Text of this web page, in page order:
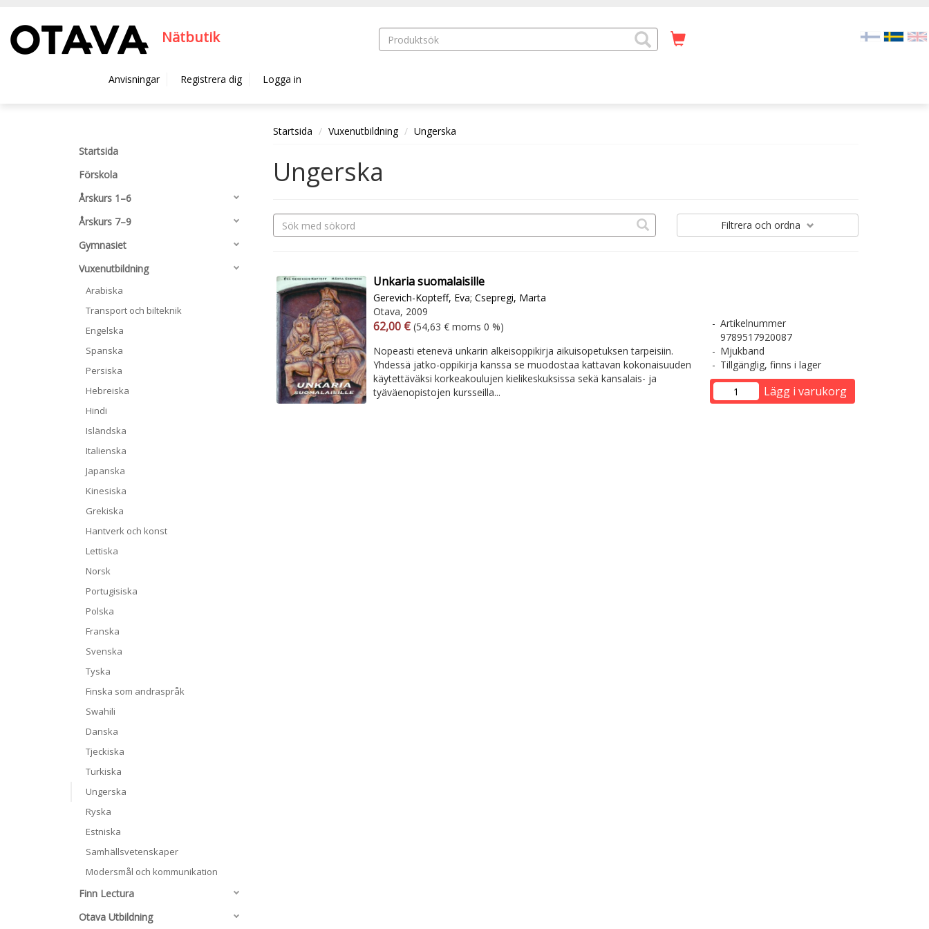
Nätbutik
Anvisningar Registrera dig Logga in
Startsida
Förskola
Årskurs 1–6
Årskurs 7–9
Gymnasiet
Vuxenutbildning
Arabiska
Transport och bilteknik
Engelska
Spanska
Persiska
Hebreiska
Hindi
Isländska
Italienska
Japanska
Kinesiska
Grekiska
Hantverk och konst
Lettiska
Norsk
Portugisiska
Polska
Franska
Svenska
Tyska
Finska som andraspråk
Swahili
Danska
Tjeckiska
Turkiska
Ungerska
Ryska
Estniska
Samhällsvetenskaper
Modersmål och kommunikation
Finn Lectura
Otava Utbildning
Startsida Vuxenutbildning Ungerska
Ungerska
Filtrera och ordna
Unkaria suomalaisille
Gerevich-Kopteff, Eva; Csepregi, Marta
Otava, 2009
Arvonlisäverollinen hinta
62,00 € Arvonlisäveroton hinta
(54,63 € moms 0 %)
Nopeasti etenevä unkarin alkeisoppikirja aikuisopetuksen tarpeisiin.
Yhdessä jatko-oppikirja kanssa se muodostaa kattavan kokonaisuuden
käytettäväksi korkeakoulujen kielikeskuksissa sekä kansalais- ja
tyäväenopistojen kursseilla...
Artikelnummer
9789517920087
Mjukband
Tillgänglig, finns i lager
Lägg i varukorg